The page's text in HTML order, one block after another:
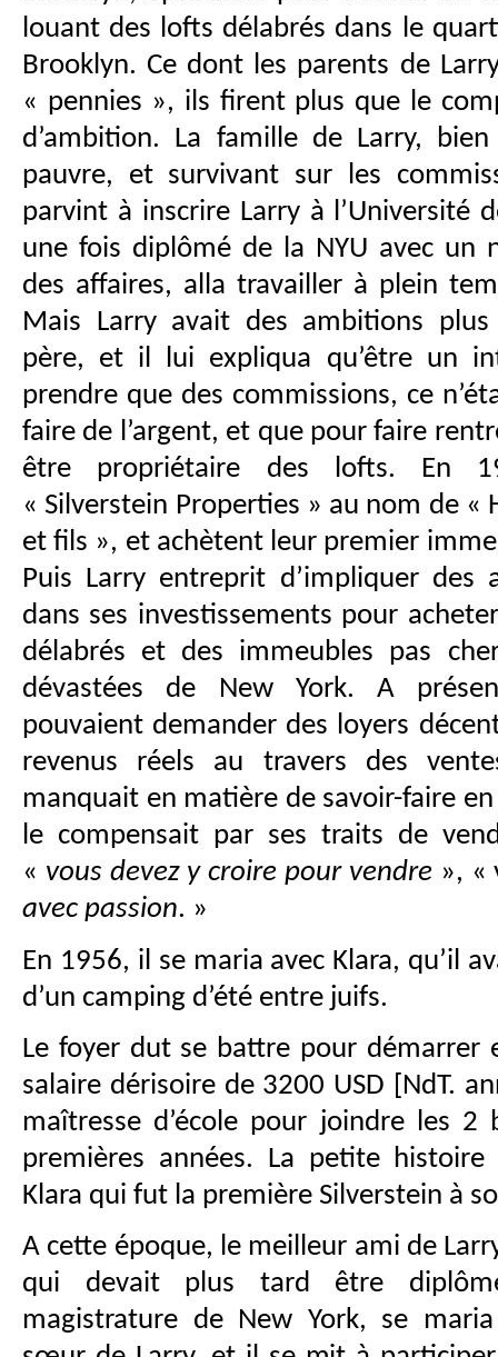
louant des lofts délabrés dans le
Brooklyn. Ce dont les parents de
« pennies », ils firent plus que le
d’ambition. La famille de Larry,
pauvre, et survivant sur les
parvint à inscrire Larry à l’Université
une fois diplômé de la NYU avec un
des affaires, alla travailler à plein
Mais Larry avait des ambitions
père, et il lui expliqua qu’être un
prendre que des commissions, ce
faire de l’argent, et que pour faire
être propriétaire des lofts. En
« Silverstein Properties » au nom de «
et fils », et achètent leur premier
Puis Larry entreprit d’impliquer des
dans ses investissements pour
délabrés et des immeubles pas
dévastées de New York. A
pouvaient demander des loyers
revenus réels au travers des
manquait en matière de savoir-faire
le compensait par ses traits de
« vous devez y croire pour vendre », «
avec passion. »
En 1956, il se maria avec Klara, qu’il
d’un camping d’été entre juifs.
Le foyer dut se battre pour démarrer
salaire dérisoire de 3200 USD [NdT.
maîtresse d’école pour joindre les 2
premières années. La petite histoire
Klara qui fut la première Silverstein à
A cette époque, le meilleur ami de
qui devait plus tard être
magistrature de New York, se